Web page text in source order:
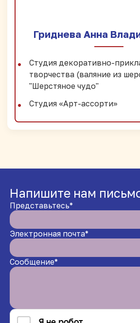
Гриднева Анна
Студия декоративно-
творчества (валяние из
"Шерстяное чудо"
Студия «Арт-ассорти»
Напишите нам
Представьтесь*
Электронная почта*
Сообщение*